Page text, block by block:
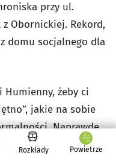
przy ul.
Obornickiej. Rekord,
domu socjalnego dla
Humienny, żeby ci
jakie na sobie
Naprawdę
prezes
główna - wroclaw.pl
Rozkłady Powietrze